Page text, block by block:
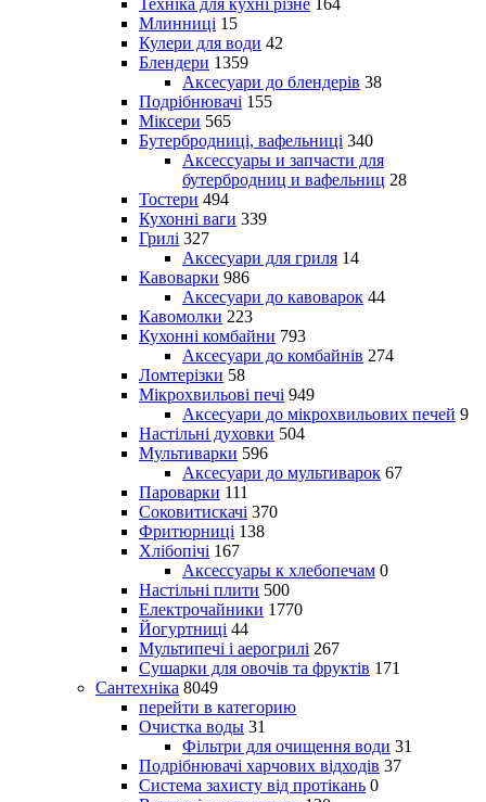
Техніка для кухні різне 164
Млинниці 15
Кулери для води 42
Блендери 1359
Аксесуари до блендерів 38
Подрібнювачі 155
Міксери 565
Бутербродниці, вафельниці 340
Аксессуары и запчасти для
бутербродниц и вафельниц 28
Тостери 494
Кухонні ваги 339
Грилі 327
Аксесуари для гриля 14
Кавоварки 986
Аксесуари до кавоварок 44
Кавомолки 223
Кухонні комбайни 793
Аксесуари до комбайнів 274
Ломтерізки 58
Мікрохвильові печі 949
Аксесуари до мікрохвильових печей 9
Настільні духовки 504
Мультиварки 596
Аксесуари до мультиварок 67
Пароварки 111
Соковитискачі 370
Фритюрниці 138
Хлібопічі 167
Аксессуары к хлебопечам 0
Настільні плити 500
Електрочайники 1770
Йогуртниці 44
Мультипечі і аерогрилі 267
Сушарки для овочів та фруктів 171
Сантехніка 8049
перейти в категорию
Очистка воды 31
Фільтри для очищення води 31
Подрібнювачі харчових відходів 37
Система захисту від протікань 0